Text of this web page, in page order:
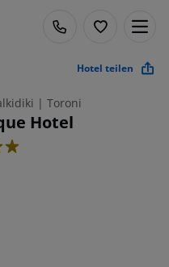
Hotel teilen
| Toroni
Hotel